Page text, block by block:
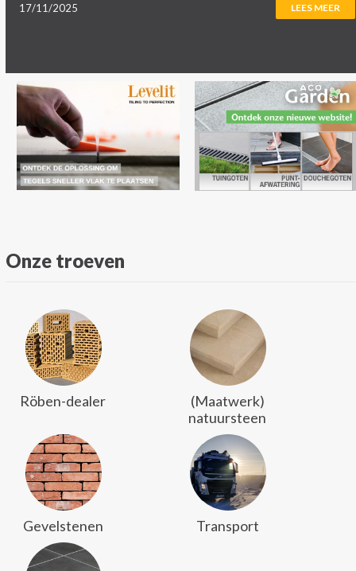
17/11/2025 LEES MEER
Onze troeven
Röben-dealer
(Maatwerk)
natuursteen
Gevelstenen Transport